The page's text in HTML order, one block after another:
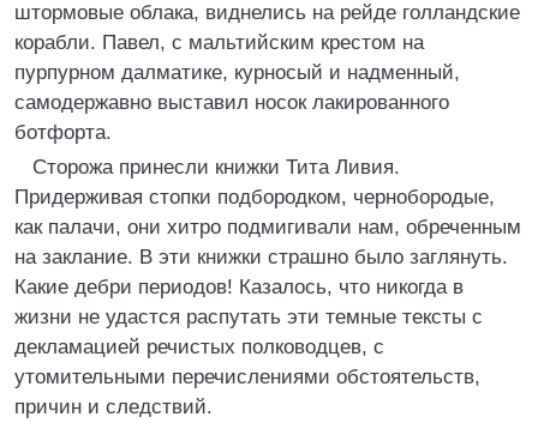
штормовые облака, виднелись на рейде голландские
корабли. Павел, с мальтийским крестом на
пурпурном далматике, курносый и надменный,
самодержавно выставил носок лакированного
ботфорта.
Сторожа принесли книжки Тита Ливия.
Придерживая стопки подбородком, чернобородые,
как палачи, они хитро подмигивали нам, обреченным
на заклание. В эти книжки страшно было заглянуть.
Какие дебри периодов! Казалось, что никогда в
жизни не удастся распутать эти темные тексты с
декламацией речистых полководцев, с
утомительными перечислениями обстоятельств,
причин и следствий.